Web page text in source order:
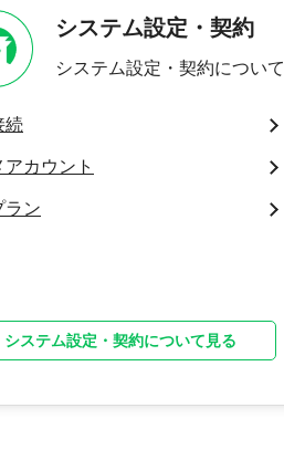
システム設定・契約
システム設定・契約について
続
アカウント
ラン
システム設定・契約について見る